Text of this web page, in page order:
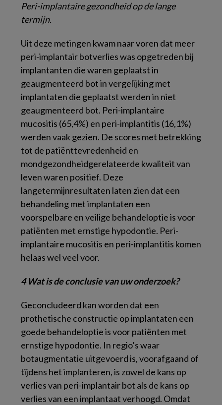
Peri-implantaire gezondheid op de lange
termijn.
Uit deze metingen kwam naar voren dat meer
peri-implantair botverlies was opgetreden bij
implantanten die waren geplaatst in
geaugmenteerd bot in vergelijking met
implantaten die geplaatst werden in niet
geaugmenteerd bot. Peri-implantaire
mucositis (65,4%) en peri-implantitis (16,1%)
werden vaak gezien. De scores met betrekking
tot de patiënttevredenheid en
mondgezondheidgerelateerde kwaliteit van
leven waren positief. Deze
langetermijnresultaten laten zien dat een
behandeling met implantaten een
voorspelbare en veilige behandeloptie is voor
patiënten met ernstige hypodontie. Peri-
implantaire mucositis en peri-implantitis komen
helaas wel veel voor.
4 Wat is de conclusie van uw onderzoek?
Geconcludeerd kan worden dat een
prothetische constructie op implantaten een
goede behandeloptie is voor patiënten met
ernstige hypodontie. In regio’s waar
botaugmentatie uitgevoerd is, voorafgaand of
tijdens het implanteren, is zowel de kans op
verlies van peri-implantair bot als de kans op
verlies van een implantaat verhoogd. Omdat